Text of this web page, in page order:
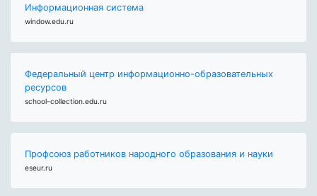
Информационная система
window.edu.ru
Федеральный центр информационно-образовательных
ресурсов
school-collection.edu.ru
Профсоюз работников народного образования и науки
eseur.ru